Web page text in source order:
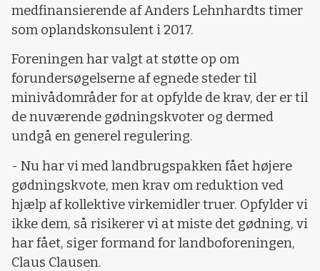
medfinansierende af Anders Lehnhardts timer
som oplandskonsulent i 2017.
Foreningen har valgt at støtte op om
forundersøgelserne af egnede steder til
minivådområder for at opfylde de krav, der er til
de nuværende gødningskvoter og dermed
undgå en generel regulering.
- Nu har vi med landbrugspakken fået højere
gødningskvote, men krav om reduktion ved
hjælp af kollektive virkemidler truer. Opfylder vi
ikke dem, så risikerer vi at miste det gødning, vi
har fået, siger formand for landboforeningen,
Claus Clausen.